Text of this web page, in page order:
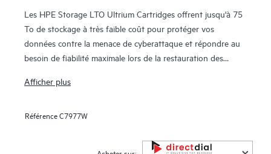
Les HPE Storage LTO Ultrium Cartridges offrent jusqu'à 75
To de stockage à très faible coût pour protéger vos
données contre la menace de cyberattaque et répondre au
besoin de fiabilité maximale lors de la restauration des
aux recommandations des organismes en charge de
des copies de leurs données hors ligne. Développées à partir
vitesses de transfert natives de maximum 400 Mo/h pour
Afficher plus
RéférenceC7977W